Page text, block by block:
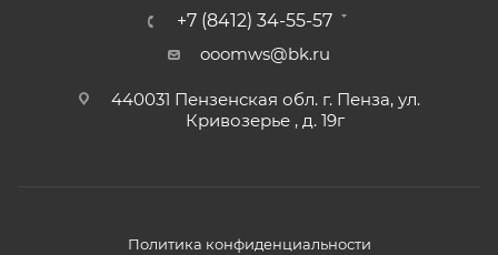
+7 (8412) 34-55-57
ooomws@bk.ru
440031 Пензенская обл. г. Пенза, ул.
Кривозерье , д. 19г
Политика конфиденциальности